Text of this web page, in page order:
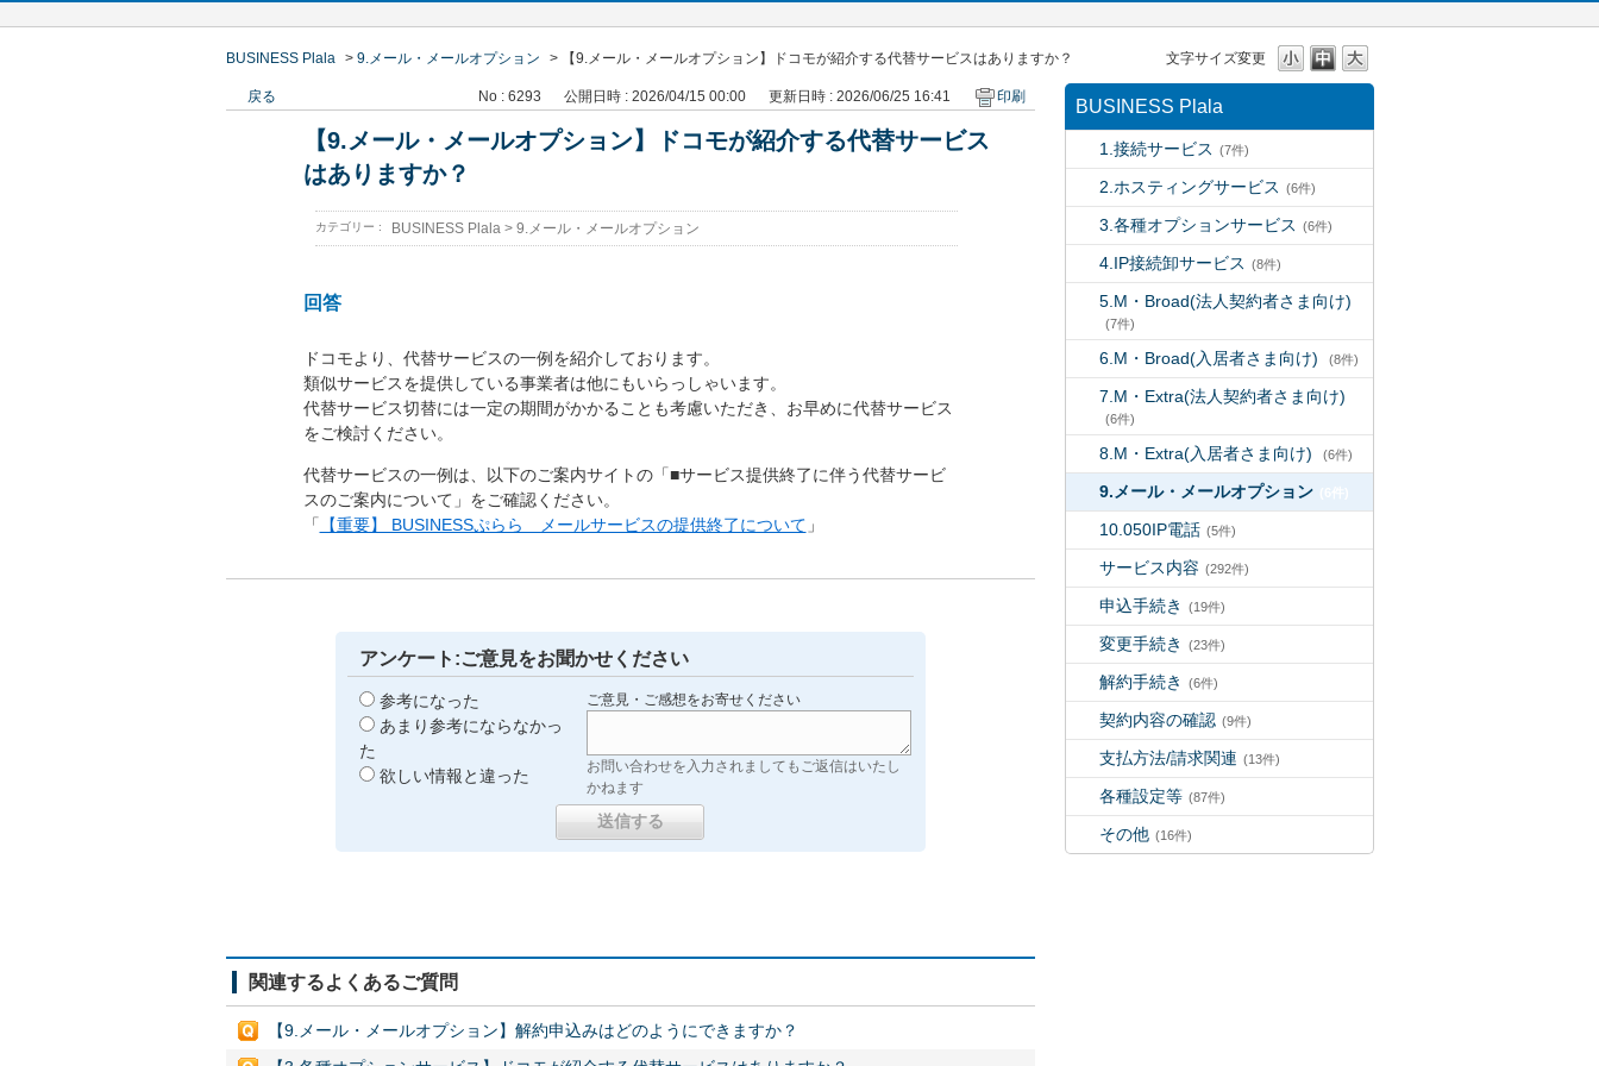
文字サイズ変更
BUSINESS Plala > 9.メール・メールオプション > 【9.メール・メールオプション】ドコモが紹介する代替サービスはありますか？
BUSINESS Plala
1.接続サービス (7件)
2.ホスティングサービス (6件)
3.各種オプションサービス (6件)
4.IP接続卸サービス (8件)
5.M・Broad(法人契約者さま向け)
(7件)
6.M・Broad(入居者さま向け) (8件)
7.M・Extra(法人契約者さま向け)
(6件)
8.M・Extra(入居者さま向け) (6件)
9.メール・メールオプション
10.050IP電話 (5件)
サービス内容 (292件)
申込手続き (19件)
変更手続き (23件)
解約手続き (6件)
契約内容の確認 (9件)
支払方法/請求関連 (13件)
各種設定等 (87件)
その他 (16件)
戻る No : 6293 公開日時 : 2026/04/15 00:00 更新日時 : 2026/06/25 16:41 印刷
【9.メール・メールオプション】ドコモが紹介する代替サービス
はありますか？
カテゴリー : BUSINESS Plala> 9.メール・メールオプション
回答
ドコモより、代替サービスの一例を紹介しております。
類似サービスを提供している事業者は他にもいらっしゃいます。
代替サービス切替には一定の期間がかかることも考慮いただき、お早めに代替サービス
をご検討ください。
代替サービスの一例は、以下のご案内サイトの「■サービス提供終了に伴う代替サービ
スのご案内について」をご確認ください。
「 【重要】 BUSINESSぷらら メールサービスの提供終了について 」
アンケート:ご意見をお聞かせください
参考になった
あまり参考にならなかっ
た
欲しい情報と違った
ご意見・ご感想をお寄せください
お問い合わせを入力されましてもご返信はいたし
かねます
関連するよくあるご質問
【9.メール・メールオプション】解約申込みはどのようにできますか？